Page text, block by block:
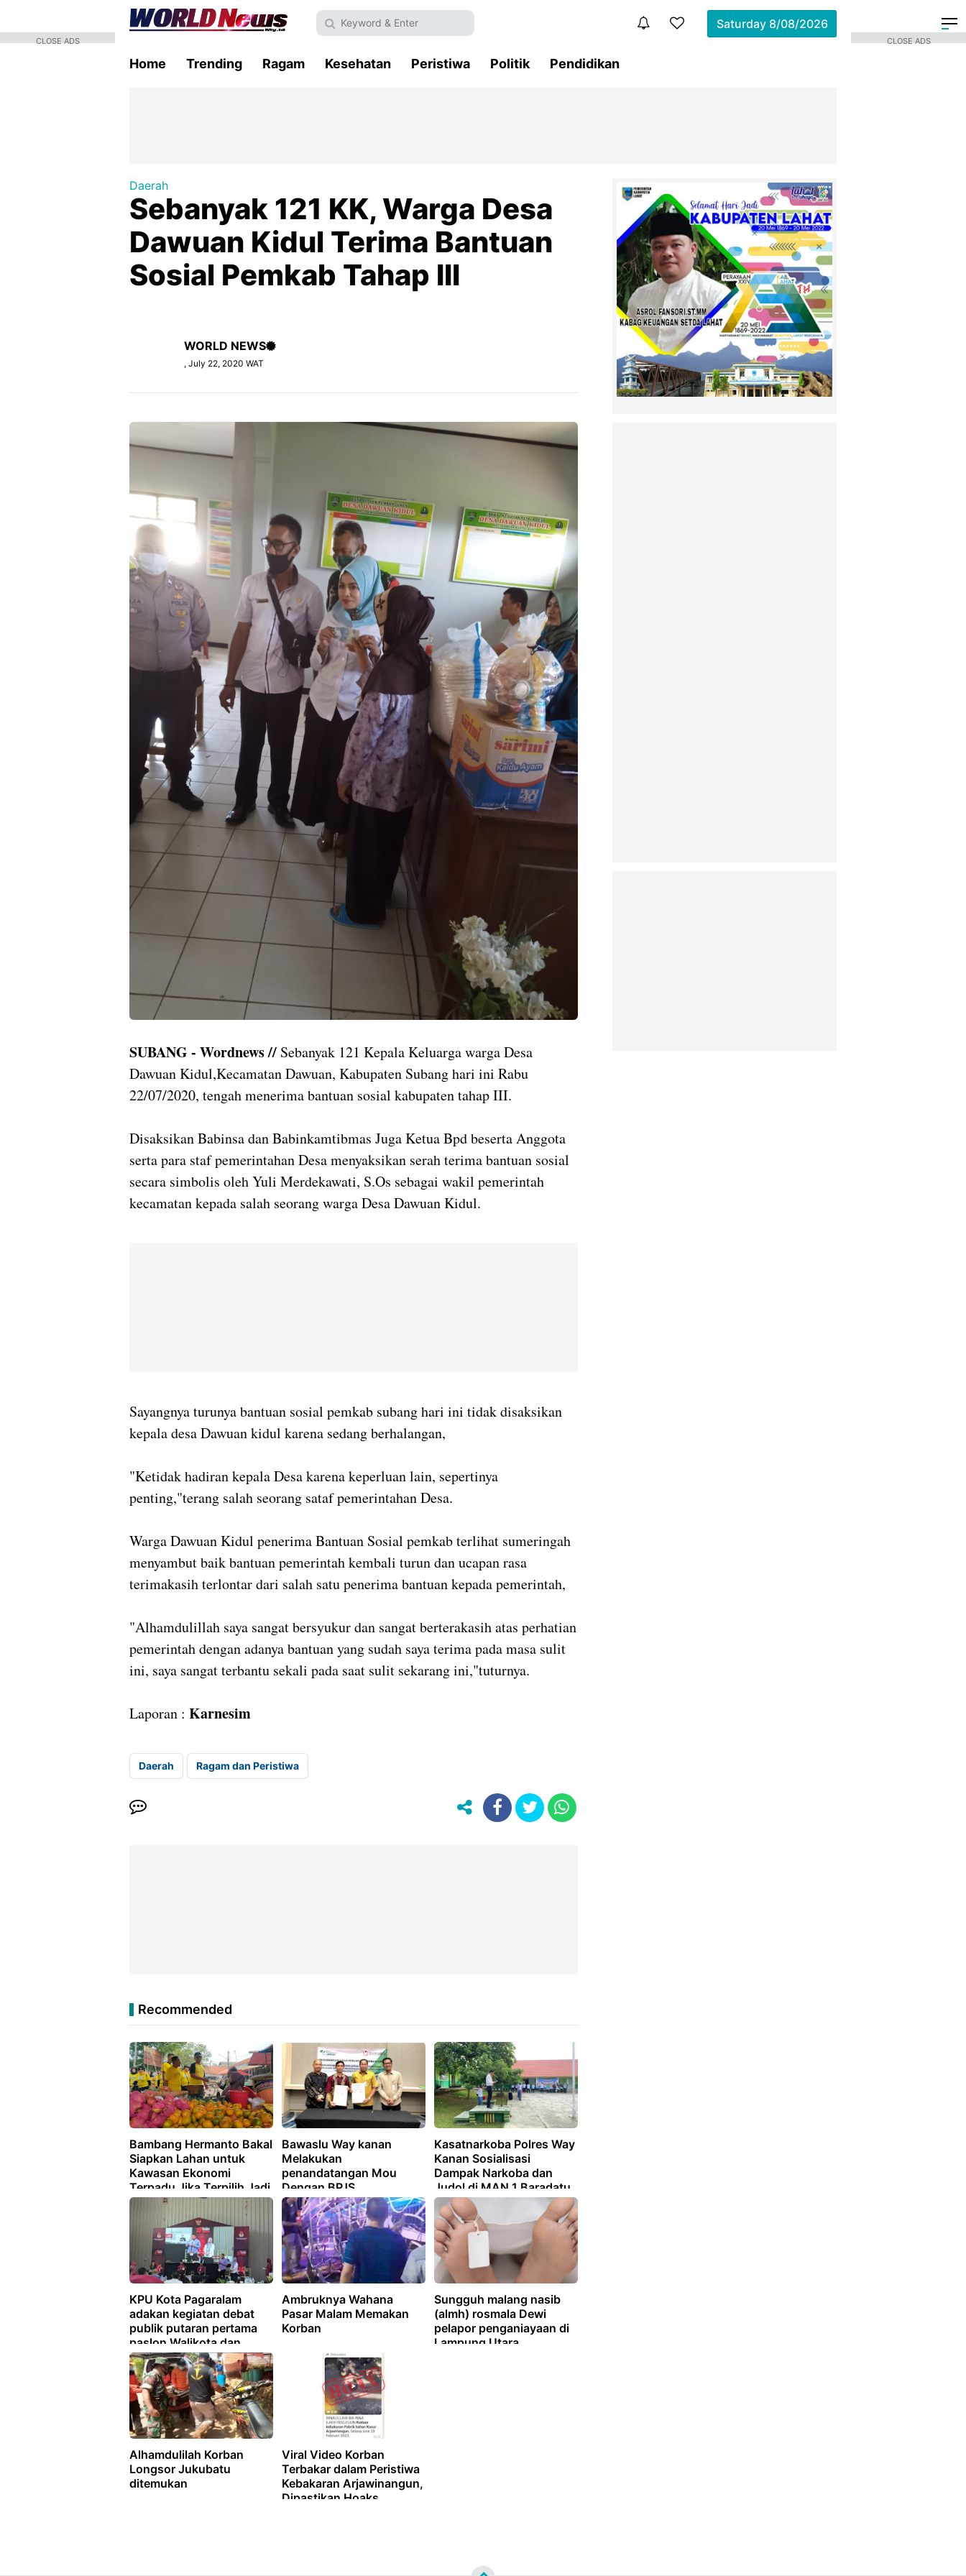
Saturday 8/08/2026
Home Trending Ragam Kesehatan Peristiwa Politik Pendidikan
Daerah
Sebanyak 121 KK, Warga Desa
Dawuan Kidul Terima Bantuan
Sosial Pemkab Tahap III
WORLD NEWS
, July 22, 2020 WAT
SUBANG - Wordnews // Sebanyak 121 Kepala Keluarga warga Desa
Dawuan Kidul,Kecamatan Dawuan, Kabupaten Subang hari ini Rabu
22/07/2020, tengah menerima bantuan sosial kabupaten tahap III.
Disaksikan Babinsa dan Babinkamtibmas Juga Ketua Bpd beserta Anggota
serta para staf pemerintahan Desa menyaksikan serah terima bantuan sosial
secara simbolis oleh Yuli Merdekawati, S.Os sebagai wakil pemerintah
kecamatan kepada salah seorang warga Desa Dawuan Kidul.
Sayangnya turunya bantuan sosial pemkab subang hari ini tidak disaksikan
kepala desa Dawuan kidul karena sedang berhalangan,
"Ketidak hadiran kepala Desa karena keperluan lain, sepertinya
penting,"terang salah seorang sataf pemerintahan Desa.
Warga Dawuan Kidul penerima Bantuan Sosial pemkab terlihat sumeringah
menyambut baik bantuan pemerintah kembali turun dan ucapan rasa
terimakasih terlontar dari salah satu penerima bantuan kepada pemerintah,
"Alhamdulillah saya sangat bersyukur dan sangat berterakasih atas perhatian
pemerintah dengan adanya bantuan yang sudah saya terima pada masa sulit
ini, saya sangat terbantu sekali pada saat sulit sekarang ini,"tuturnya.
Laporan : Karnesim
Daerah Ragam dan Peristiwa
Recommended
Bambang Hermanto Bakal
Siapkan Lahan untuk
Kawasan Ekonomi
Terpadu Jika Terpilih Jadi
Bupati Indramayu
Bawaslu Way kanan
Melakukan
penandatangan Mou
Dengan BPJS
Ketenagakerjaan
Lampung
Kasatnarkoba Polres Way
Kanan Sosialisasi
Dampak Narkoba dan
Judol di MAN 1 Baradatu
KPU Kota Pagaralam
adakan kegiatan debat
publik putaran pertama
paslon Walikota dan
Wakilwalikota
Ambruknya Wahana
Pasar Malam Memakan
Korban
Sungguh malang nasib
(almh) rosmala Dewi
pelapor penganiayaan di
Lampung Utara
Alhamdulilah Korban
Longsor Jukubatu
ditemukan
Viral Video Korban
Terbakar dalam Peristiwa
Kebakaran Arjawinangun,
Dipastikan Hoaks
CLOSE ADS CLOSE ADS